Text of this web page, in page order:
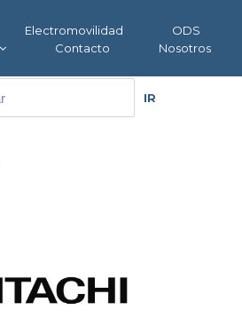
Electromovilidad
ODS
Contacto
Nosotros
IR